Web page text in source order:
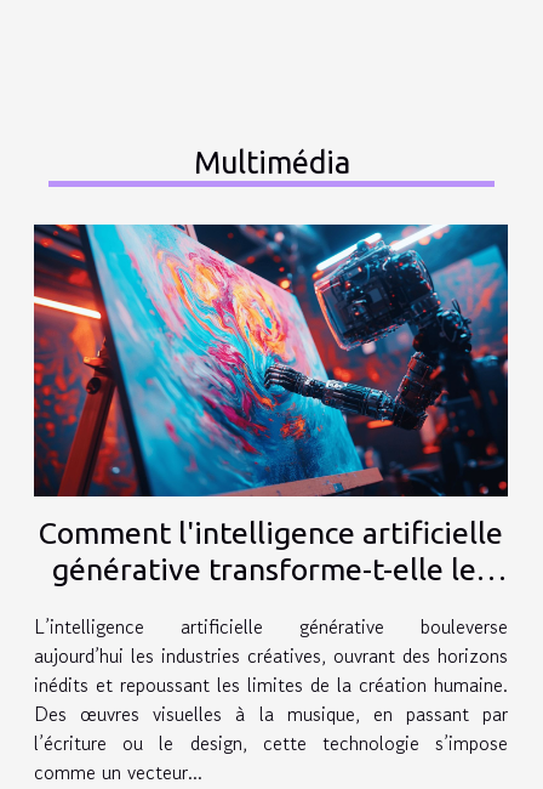
Multimédia
Comment l'intelligence artificielle
générative transforme-t-elle les
L’intelligence artificielle générative bouleverse
aujourd’hui les industries créatives, ouvrant des horizons
inédits et repoussant les limites de la création humaine.
Des œuvres visuelles à la musique, en passant par
l’écriture ou le design, cette technologie s’impose
comme un vecteur...